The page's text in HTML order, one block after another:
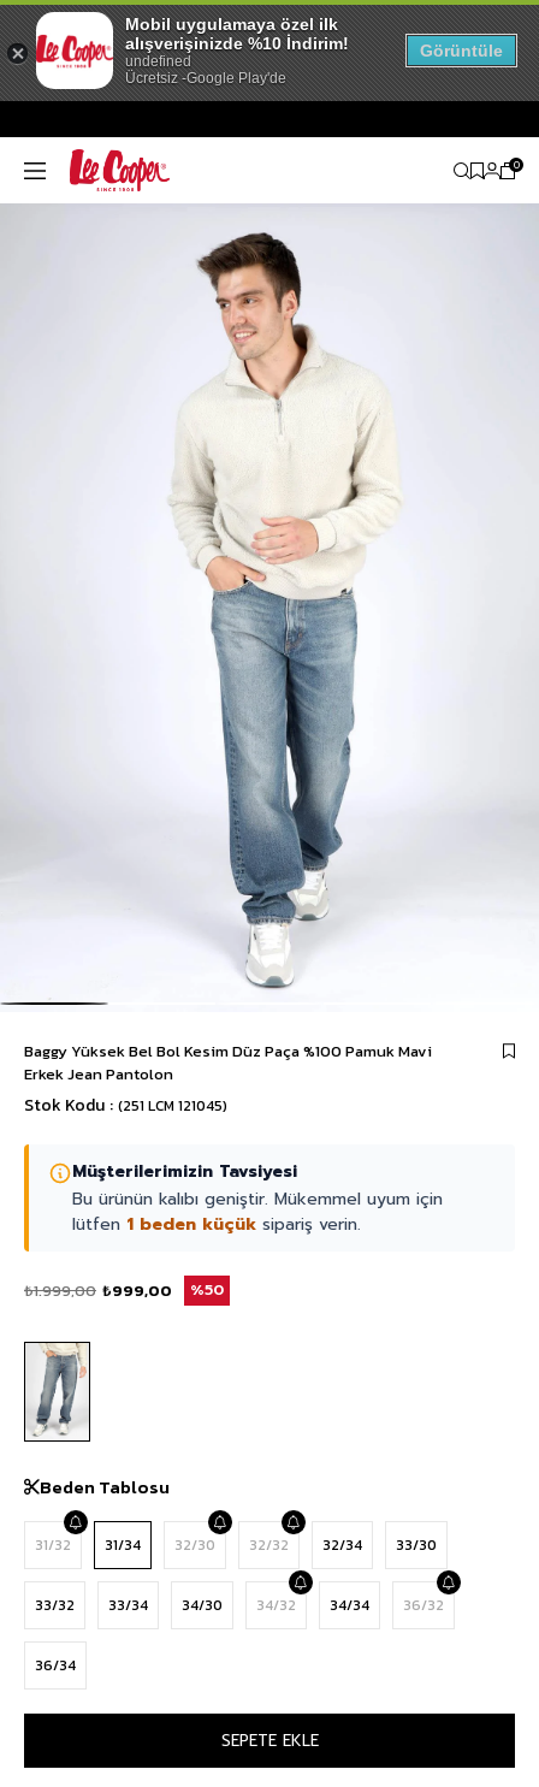
0
Baggy Yüksek Bel Bol Kesim Düz Paça %100 Pamuk Mavi
Erkek Jean Pantolon
Stok Kodu (251 LCM 121045)
Müşterilerimizin Tavsiyesi
Bu ürünün kalıbı geniştir. Mükemmel uyum için
lütfen 1 beden küçük sipariş verin.
₺1.999,00 ₺999,00 50
Beden Tablosu
31/32 31/34 32/30 32/32 32/34 33/30
33/32 33/34 34/30 34/32 34/34 36/32
36/34
Mobil uygulamaya özel ilk
alışverişinizde %10 İndirim!
undefined
Ücretsiz -Google Play'de
Görüntüle